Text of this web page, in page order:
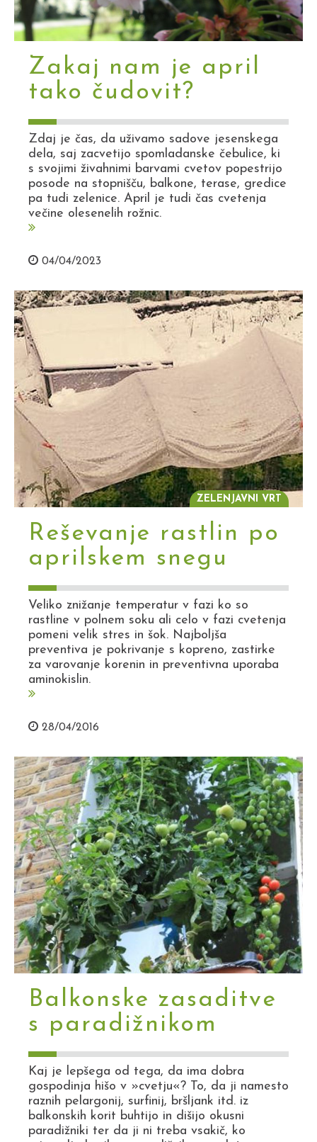
Zakaj nam je april
tako čudovit?
Zdaj je čas, da uživamo sadove jesenskega
dela, saj zacvetijo spomladanske čebulice, ki
s svojimi živahnimi barvami cvetov popestrijo
posode na stopnišču, balkone, terase, gredice
pa tudi zelenice. April je tudi čas cvetenja
večine olesenelih rožnic.
04/04/2023
ZELENJAVNI VRT
Reševanje rastlin po
aprilskem snegu
Veliko znižanje temperatur v fazi ko so
rastline v polnem soku ali celo v fazi cvetenja
pomeni velik stres in šok. Najboljša
preventiva je pokrivanje s kopreno, zastirke
za varovanje korenin in preventivna uporaba
aminokislin.
28/04/2016
Balkonske zasaditve
s paradižnikom
Kaj je lepšega od tega, da ima dobra
gospodinja hišo v »cvetju«? To, da ji namesto
raznih pelargonij, surfinij, bršljank itd. iz
balkonskih korit buhtijo in dišijo okusni
paradižniki ter da ji ni treba vsakič, ko